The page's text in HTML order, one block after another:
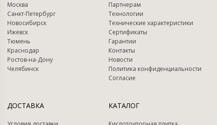
Москва
Санкт-Петербург
Новосибирск
Ижевск
Тюмень
Краснодар
Ростов-на-Дону
Челябинск
Партнерам
Технологии
Технические характеристики
Сертификаты
Гарантии
Контакты
Новости
Политика конфиденциальности
Согласие
ДОСТАВКА КАТАЛОГ